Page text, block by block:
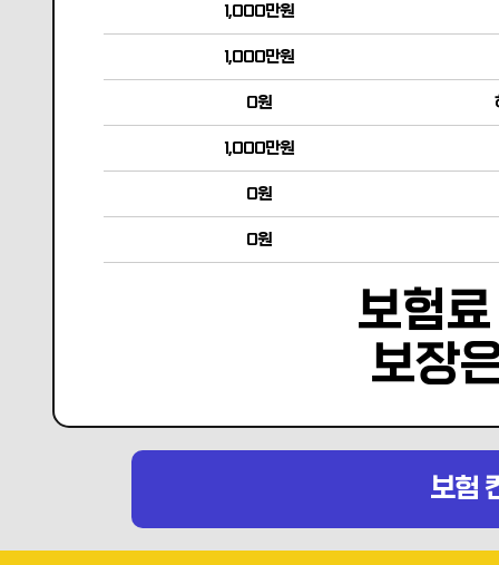
1,000만원
1,000만원
0원
1,000만원
0원
0원
보험료
보장
보험